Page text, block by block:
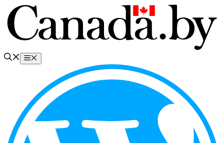
Перейти
содержимому
Меню